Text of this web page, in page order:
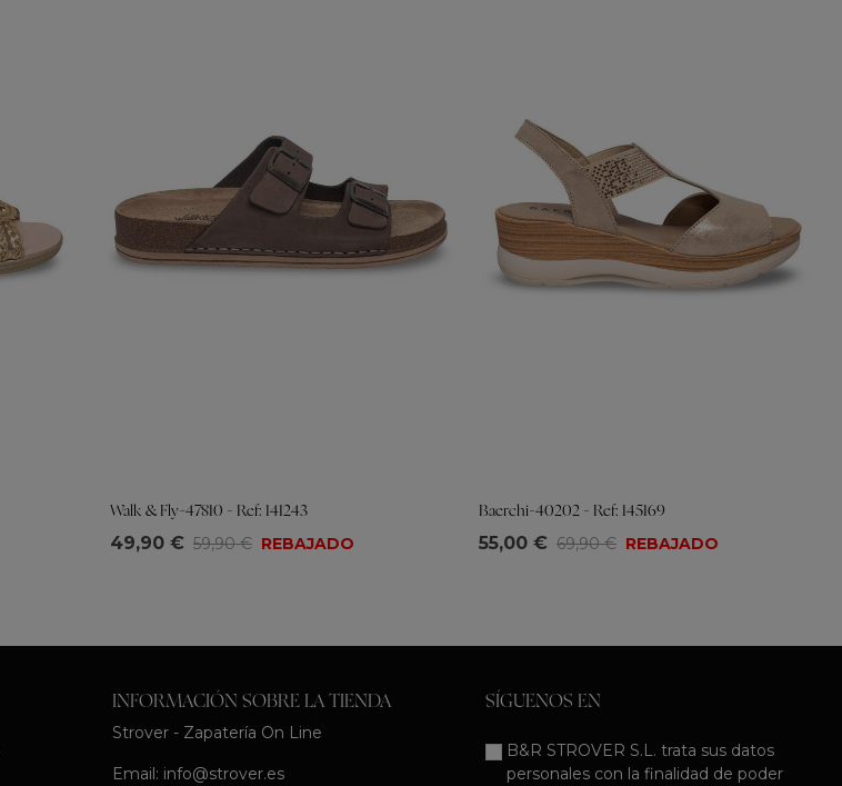
Tallas
Walk & Fly-47810 - Ref: 141243
49,90 € 59,90 € REBAJADO Tallas
Baerchi-40202 - Ref: 145169
55,00 € 69,90 € REBAJADO
INFORMACIÓN SOBRE LA TIENDA
Strover - Zapatería On Line
Email: info@strover.es
SÍGUENOS EN
B&R STROVER S.L. trata sus datos
personales con la finalidad de poder